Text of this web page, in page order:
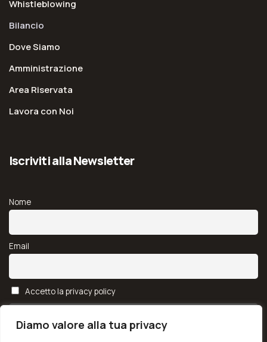
Diamo valore alla tua privacy
Whistleblowing
Bilancio
Dove Siamo
Amministrazione
Area Riservata
Lavora con Noi
Iscriviti alla Newsletter
Nome
Email
Accetto la privacy policy